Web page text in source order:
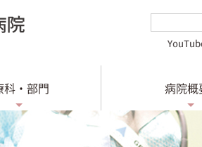
科・部門 病院概